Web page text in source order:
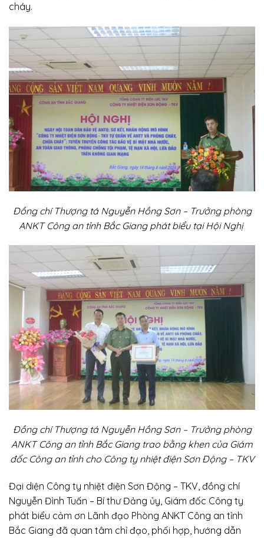
cháy.
Đồng chí Thượng tá Nguyễn Hồng Sơn – Trưởng phòng
ANKT Công an tỉnh Bắc Giang phát biểu tại Hội Nghị
Đồng chí Thượng tá Nguyễn Hồng Sơn – Trưởng phòng
ANKT Công an tỉnh Bắc Giang trao bằng khen của Giám
đốc Công an tỉnh cho Công ty nhiệt điện Sơn Động – TKV
Đại diện Công ty nhiệt điện Sơn Động – TKV, đồng chí
Nguyễn Đình Tuấn – Bí thư Đảng ủy, Giám đốc Công ty
phát biểu cảm ơn Lãnh đạo Phòng ANKT Công an tỉnh
Bắc Giang đã quan tâm chỉ đạo, phối hợp, hướng dẫn